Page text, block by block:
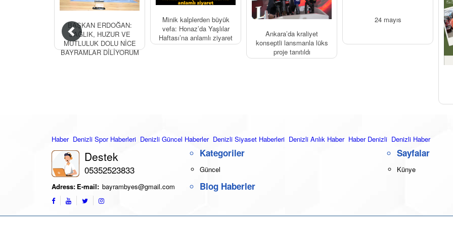
BAŞKAN ERDOĞAN:
SAĞLIK, HUZUR VE
MUTLULUK DOLU NİCE
BAYRAMLAR DİLİYORUM
Minik kalplerden büyük
vefa: Honaz’da Yaşlılar
Haftası’na anlamlı ziyaret
Ankara’da kraliyet
konseptli lansmanla lüks
proje tanıtıldı
24 mayıs
Haber Denizli Spor Haberleri Denizli Güncel Haberler Denizli Siyaset Haberleri Denizli Anlık Haber Haber Denizli Denizli Haber
Destek
05352523833
Adress: E-mail: bayrambyes@gmail.com
Kategoriler
Güncel
Sayfalar
Künye
Blog Haberler